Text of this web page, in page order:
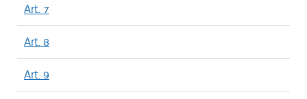
Art. 7
Art. 8
Art. 9